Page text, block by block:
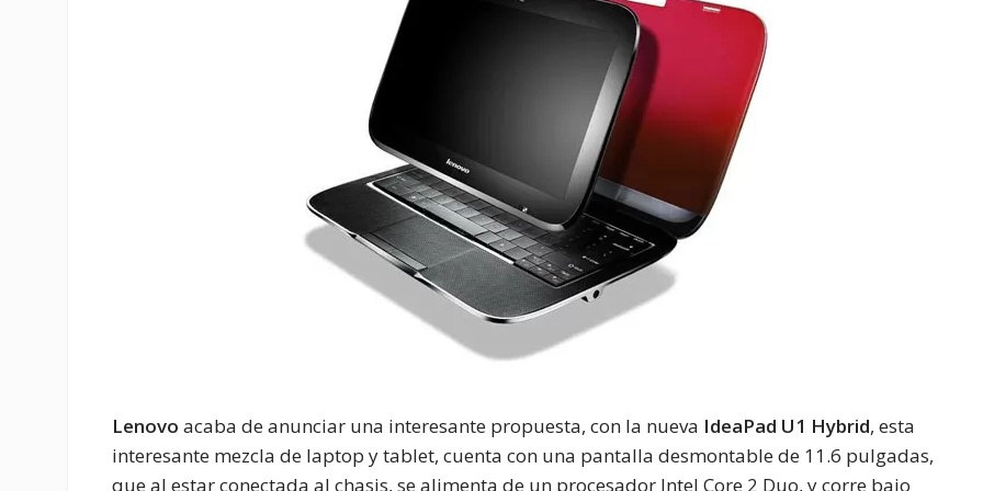
Lenovo acaba de anunciar una interesante propuesta, con la nueva IdeaPad U1 Hybrid, esta
interesante mezcla de laptop y tablet, cuenta con una pantalla desmontable de 11.6 pulgadas,
que al estar conectada al chasis, se alimenta de un procesador Intel Core 2 Duo, y corre bajo